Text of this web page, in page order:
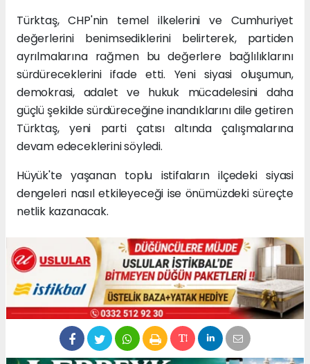
Türktaş, CHP'nin temel ilkelerini ve Cumhuriyet
değerlerini benimsediklerini belirterek, partiden
ayrılmalarına rağmen bu değerlere bağlılıklarını
sürdüreceklerini ifade etti. Yeni siyasi oluşumun,
demokrasi, adalet ve hukuk mücadelesini daha
güçlü şekilde sürdüreceğine inandıklarını dile getiren
Türktaş, yeni parti çatısı altında çalışmalarına
devam edeceklerini söyledi.
Hüyük'te yaşanan toplu istifaların ilçedeki siyasi
dengeleri nasıl etkileyeceği ise önümüzdeki süreçte
netlik kazanacak.